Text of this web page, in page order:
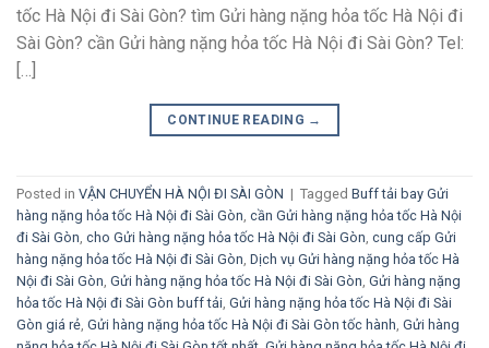
tốc Hà Nội đi Sài Gòn? tìm Gửi hàng nặng hỏa tốc Hà Nội đi
Sài Gòn? cần Gửi hàng nặng hỏa tốc Hà Nội đi Sài Gòn? Tel:
[…]
CONTINUE READING →
Posted in VẬN CHUYỂN HÀ NỘI ĐI SÀI GÒN | Tagged Buff tải bay Gửi
hàng nặng hỏa tốc Hà Nội đi Sài Gòn, cần Gửi hàng nặng hỏa tốc Hà Nội
đi Sài Gòn, cho Gửi hàng nặng hỏa tốc Hà Nội đi Sài Gòn, cung cấp Gửi
hàng nặng hỏa tốc Hà Nội đi Sài Gòn, Dịch vụ Gửi hàng nặng hỏa tốc Hà
Nội đi Sài Gòn, Gửi hàng nặng hỏa tốc Hà Nội đi Sài Gòn, Gửi hàng nặng
hỏa tốc Hà Nội đi Sài Gòn buff tải, Gửi hàng nặng hỏa tốc Hà Nội đi Sài
Gòn giá rẻ, Gửi hàng nặng hỏa tốc Hà Nội đi Sài Gòn tốc hành, Gửi hàng